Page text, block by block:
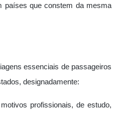
países que constem da mesma
essenciais de passageiros
designadamente:
profissionais, de estudo,